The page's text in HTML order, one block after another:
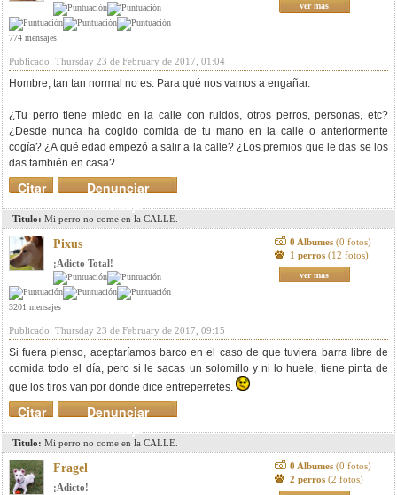
774 mensajes
ver mas
Publicado: Thursday 23 de February de 2017, 01:04
Hombre, tan tan normal no es. Para qué nos vamos a engañar.
¿Tu perro tiene miedo en la calle con ruidos, otros perros, personas, etc?
¿Desde nunca ha cogido comida de tu mano en la calle o anteriormente
cogía? ¿A qué edad empezó a salir a la calle? ¿Los premios que le das se los
das también en casa?
Denunciar
mensaje
Citar
Titulo: Mi perro no come en la CALLE.
Pixus
¡Adicto Total!
3201 mensajes
0 Albumes (0 fotos)
1 perros (12 fotos)
ver mas
Publicado: Thursday 23 de February de 2017, 09:15
Si fuera pienso, aceptaríamos barco en el caso de que tuviera barra libre de
comida todo el día, pero si le sacas un solomillo y ni lo huele, tiene pinta de
que los tiros van por donde dice entreperretes.
Denunciar
mensaje
Citar
Titulo: Mi perro no come en la CALLE.
Fragel
¡Adicto!
0 Albumes (0 fotos)
2 perros (2 fotos)